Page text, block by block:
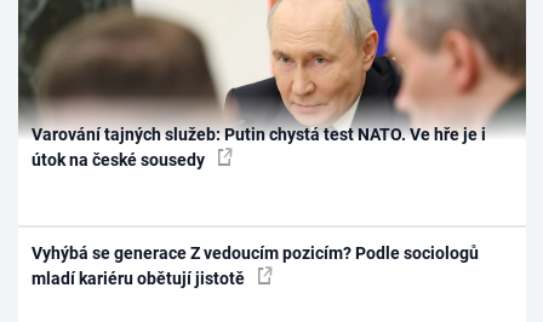
Varování tajných služeb: Putin chystá test NATO. Ve hře je i
útok na české sousedy
Vyhýbá se generace Z vedoucím pozicím? Podle sociologů
mladí kariéru obětují jistotě